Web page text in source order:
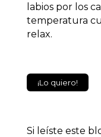
labios por los
temperatura
relax.
¡Lo quiero!
Si leíste este